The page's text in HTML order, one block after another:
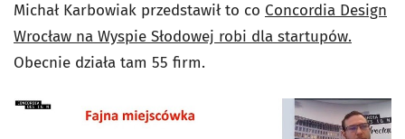
Michał Karbowiak przedstawił to co Concordia Design
Wrocław na Wyspie Słodowej robi dla startupów.
Obecnie działa tam 55 firm.